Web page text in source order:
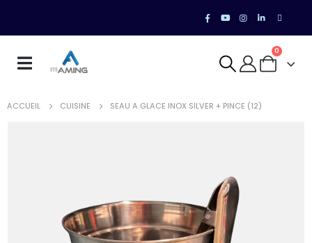
0
ACCUEIL CUISINE SEAU A GLACE INOX SILVER + PINCE (12)